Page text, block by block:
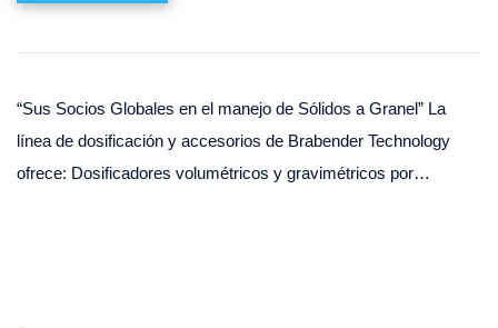
“Sus Socios Globales en el manejo de Sólidos a Granel” La
línea de dosificación y accesorios de Brabender Technology
ofrece: Dosificadores volumétricos y gravimétricos por…